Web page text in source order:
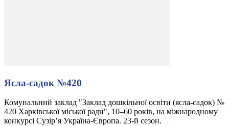
Ясла-садок №420
Комунальний заклад "Заклад дошкільної освіти (ясла-садок) №
420 Харківської міської ради", 10–60 років, на міжнародному
конкурсі Сузір’я Україна-Європа. 23-й сезон.